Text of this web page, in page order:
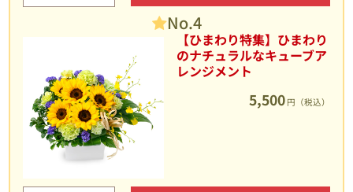
No.4
【ひまわり特集】ひまわり
のナチュラルなキューブア
レンジメント
5,500 円（税込）